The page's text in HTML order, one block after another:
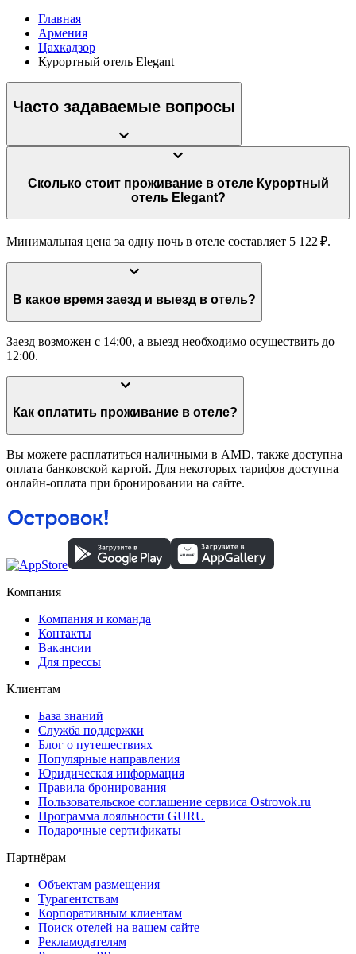
Главная
Армения
Цахкадзор
Курортный отель Elegant
Часто задаваемые вопросы
Сколько стоит проживание в отеле Курортный
отель Elegant?
Минимальная цена за одну ночь в отеле составляет 5 122 ₽.
В какое время заезд и выезд в отель?
Заезд возможен с 14:00, а выезд необходимо осуществить до
12:00.
Как оплатить проживание в отеле?
Вы можете расплатиться наличными в AMD, также доступна
оплата банковской картой. Для некоторых тарифов доступна
онлайн-оплата при бронировании на сайте.
Компания
Компания и команда
Контакты
Вакансии
Для прессы
Клиентам
База знаний
Служба поддержки
Блог о путешествиях
Популярные направления
Юридическая информация
Правила бронирования
Пользовательское соглашение сервиса Ostrovok.ru
Программа лояльности GURU
Подарочные сертификаты
Партнёрам
Объектам размещения
Турагентствам
Корпоративным клиентам
Поиск отелей на вашем сайте
Рекламодателям